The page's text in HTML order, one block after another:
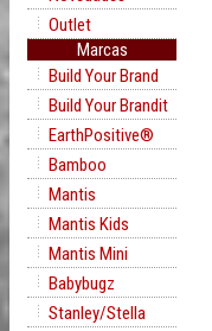
Outlet
Marcas
Build Your Brand
Build Your Brandit
EarthPositive®
Bamboo
Mantis
Mantis Kids
Mantis Mini
Babybugz
Stanley/Stella